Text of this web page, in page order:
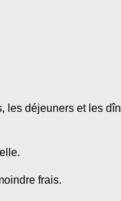
les déjeuners et les
frais.